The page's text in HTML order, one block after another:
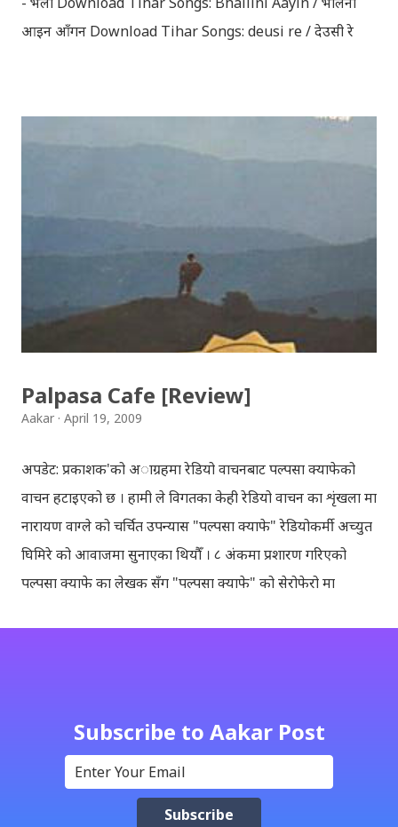
आइन आँगन Download Tihar Songs: deusi re / देउसी रे
sanjh ko / दियो बाली साँझ को Download: Tihar Dhun
(Deusi,Bhailo)/ तिहार धुन(देउसी भैलो)- सुरसुधा नोट: यी अपलोड
सजिलोको लागि राखिदिएको मात्र हौँ । तपाई यदि यी गित संगितको
सर्जक हुनुहुन्छ र गित संगित यहाँबाट हटाउनुपर्ने भए जानकारी
गराउनुहोला । फेरी एकपटक शुभ दिपावलीको हार्दिक मंगलमय
शुभकामना व्यक्त गर्दछौँ ।
Palpasa Cafe [Review]
Aakar April 19, 2009
अपडेट: प्रकाशक'को अाग्रहमा रेडियो वाचनबाट पल्पसा क्याफेको
वाचन हटाइएको छ । हामी ले विगतका केही रेडियो वाचन का शृंखला मा
नारायण वाग्ले को चर्चित उपन्यास "पल्पसा क्याफे" रेडियोकर्मी अच्युत
घिमिरे को आवाजमा सुनाएका थियौँ । ८ अंकमा प्रशारण गरिएको
पल्पसा क्याफे का लेखक सँग "पल्पसा क्याफे" को सेरोफेरो मा
भन्दा पनि फरक नपर्ला । रेडियोवाचन को शृंखला मा यी सम्पुर्ण अंकहरु
उपलब्ध गराइदिनुहुने अच्युत घिमिरेलाई धेरै धेरै धन्यवाद । पल्पसा
क्याफे त सुनिसकियो, तर यहाँहरु ले पल्पसा क्याफेलाई कसरी मुल्यांङ्कन
गर्नुभयो थाहा छैन । खैर कुरो जेसुकै होस्, आज यहाँ म केही साथिहरुको
Subscribe to Aakar Post